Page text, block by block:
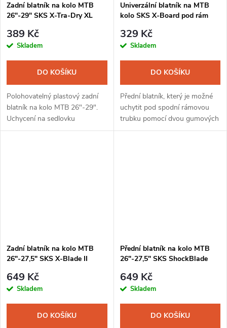
Zadní blatník na kolo MTB
26"-29" SKS X-Tra-Dry XL
389 Kč
Skladem
DO KOŠÍKU
Polohovatelný plastový zadní
blatník na kolo MTB 26"-29".
Uchycení na sedlovku
univerzálním nastavitelným
Univerzální blatník na MTB
kolo SKS X-Board pod rám
329 Kč
Skladem
DO KOŠÍKU
Přední blatník, který je možné
uchytit pod spodní rámovou
trubku pomocí dvou gumových
pásek.
Zadní blatník na kolo MTB
26"-27,5" SKS X-Blade II
649 Kč
Skladem
DO KOŠÍKU
Přední blatník na kolo MTB
26"-27,5" SKS ShockBlade
649 Kč
Skladem
DO KOŠÍKU